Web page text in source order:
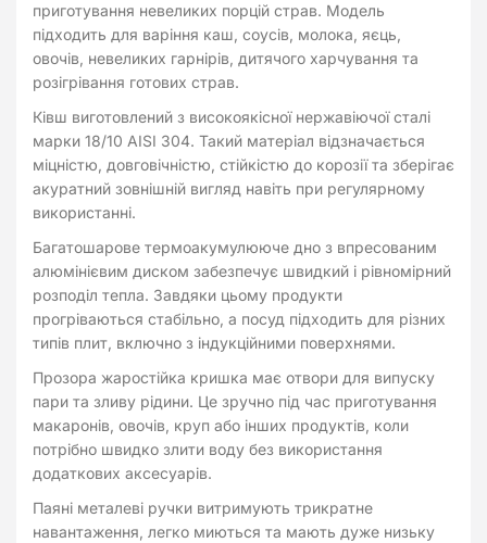
приготування невеликих порцій страв. Модель
підходить для варіння каш, соусів, молока, яєць,
овочів, невеликих гарнірів, дитячого харчування та
розігрівання готових страв.
Ківш виготовлений з високоякісної нержавіючої сталі
марки 18/10 AISI 304. Такий матеріал відзначається
міцністю, довговічністю, стійкістю до корозії та зберігає
акуратний зовнішній вигляд навіть при регулярному
використанні.
Багатошарове термоакумулююче дно з впресованим
алюмінієвим диском забезпечує швидкий і рівномірний
розподіл тепла. Завдяки цьому продукти
прогріваються стабільно, а посуд підходить для різних
типів плит, включно з індукційними поверхнями.
Прозора жаростійка кришка має отвори для випуску
пари та зливу рідини. Це зручно під час приготування
макаронів, овочів, круп або інших продуктів, коли
потрібно швидко злити воду без використання
додаткових аксесуарів.
Паяні металеві ручки витримують трикратне
навантаження, легко миються та мають дуже низьку